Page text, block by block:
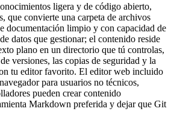
ligera y de código abierto,
que convierte una carpeta de archivos
documentación limpio y con capacidad de
datos que gestionar; el contenido reside
plano en un directorio que tú controlas,
versiones, las copias de seguridad y la
tu editor favorito. El editor web incluido
para usuarios no técnicos,
pueden crear contenido
Markdown preferida y dejar que Git